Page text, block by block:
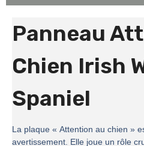
Panneau
Chien Irish
Spaniel
La plaque « Attention au chien »
avertissement. Elle joue un rôle